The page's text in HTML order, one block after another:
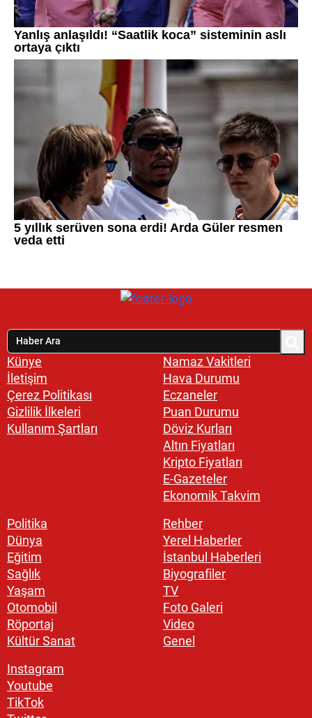
Künye
İletişim
Çerez Politikası
Gizlilik İlkeleri
Kullanım Şartları
Namaz Vakitleri
Hava Durumu
Eczaneler
Puan Durumu
Döviz Kurları
Altın Fiyatları
Kripto Fiyatları
E-Gazeteler
Ekonomik Takvim
Politika
Dünya
Eğitim
Sağlık
Yaşam
Otomobil
Röportaj
Kültür Sanat
Rehber
Yerel Haberler
İstanbul Haberleri
Biyografiler
TV
Foto Galeri
Video
Genel
Instagram
Youtube
TikTok